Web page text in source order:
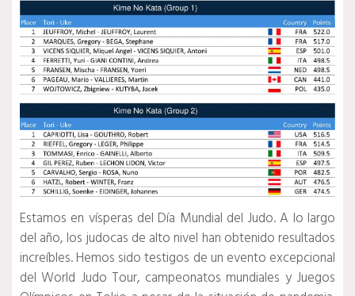
Estamos en vísperas del Día Mundial del Judo.A lo largo
del año, los judocas de alto nivel han obtenido resultados
increíbles.Hemos sido testigos de un evento excepcional
del World Judo Tour, campeonatos mundiales y Juegos